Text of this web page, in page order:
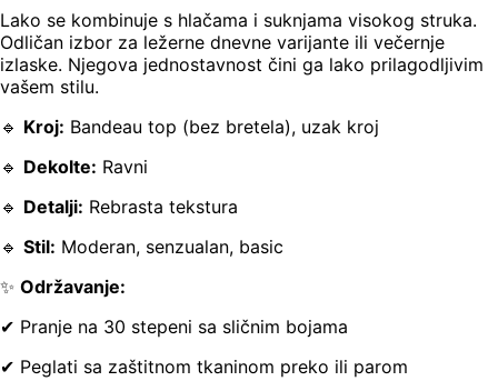
Lako se kombinuje s hlačama i suknjama visokog struka.
Odličan izbor za ležerne dnevne varijante ili večernje
izlaske. Njegova jednostavnost čini ga lako prilagodljivim
vašem stilu.
🔹 Kroj: Bandeau top (bez bretela), uzak kroj
🔹 Dekolte: Ravni
🔹 Detalji: Rebrasta tekstura
🔹 Stil: Moderan, senzualan, basic
✨ Održavanje:
✔ Pranje na 30 stepeni sa sličnim bojama
✔ Peglati sa zaštitnom tkaninom preko ili parom